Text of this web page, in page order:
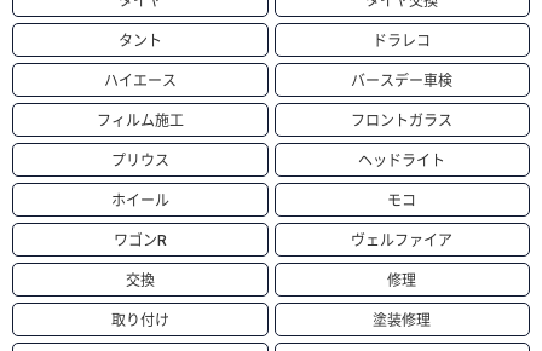
タント ドラレコ
ハイエース バースデー車検
フィルム施工 フロントガラス
プリウス ヘッドライト
ホイール モコ
ワゴンR ヴェルファイア
交換 修理
取り付け 塗装修理